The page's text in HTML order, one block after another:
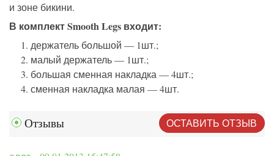
и зоне бикини.
В комплект Smooth Legs входит:
держатель большой — 1шт.;
малый держатель — 1шт.;
большая сменная накладка — 4шт.;
сменная накладка малая — 4шт.
Отзывы ОСТАВИТЬ ОТЗЫВ